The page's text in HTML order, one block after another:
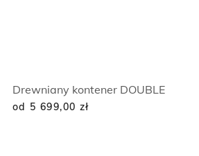
Drewniany kontener DOUBLE
od 5 699,00 zł